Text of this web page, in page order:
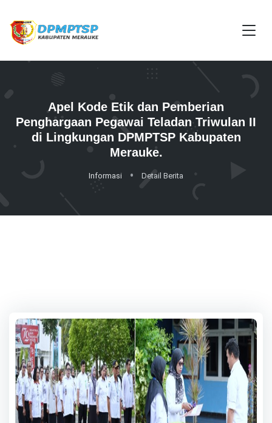
Apel Kode Etik dan Pemberian
Penghargaan Pegawai Teladan Triwulan II
di Lingkungan DPMPTSP Kabupaten
Merauke.
Informasi Detail Berita